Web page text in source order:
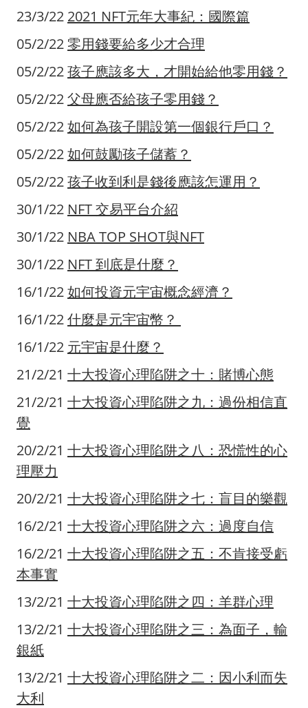
23/3/22 2021 NFT元年大事紀：國際篇
05/2/22 零用錢要給多少才合理
05/2/22孩子應該多大，才開始給他零用錢？
05/2/22父母應否給孩子零用錢？
05/2/22如何為孩子開設第一個銀行戶口？
05/2/22如何鼓勵孩子儲蓄？
05/2/22孩子收到利是錢後應該怎運用？
30/1/22 NFT 交易平台介紹
30/1/22 NBA TOP SHOT與NFT
30/1/22 NFT 到底是什麼？
16/1/22如何投資元宇宙概念經濟？
16/1/22什麼是元宇宙幣？
16/1/22 元宇宙是什麼？
21/2/21 十大投資心理陷阱之十：賭博心態
21/2/21 十大投資心理陷阱之九：過份相信直
覺
20/2/21 十大投資心理陷阱之八：恐慌性的心
理壓力
20/2/21 十大投資心理陷阱之七：盲目的樂觀
16/2/21 十大投資心理陷阱之六：過度自信
16/2/21 十大投資心理陷阱之五：不肯接受虧
本事實
13/2/21 十大投資心理陷阱之四：羊群心理
13/2/21 十大投資心理陷阱之三：為面子，輸
銀紙
13/2/21 十大投資心理陷阱之二：因小利而失
大利